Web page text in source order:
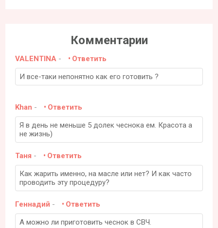
Комментарии
VALENTINA - Ответить
И все-таки непонятно как его готовить ?
Khan - Ответить
Я в день не меньше 5 долек чеснока ем. Красота а
не жизнь)
Таня - Ответить
Как жарить именно, на масле или нет? И как часто
проводить эту процедуру?
Геннадий - Ответить
А можно ли приготовить чеснок в СВЧ.